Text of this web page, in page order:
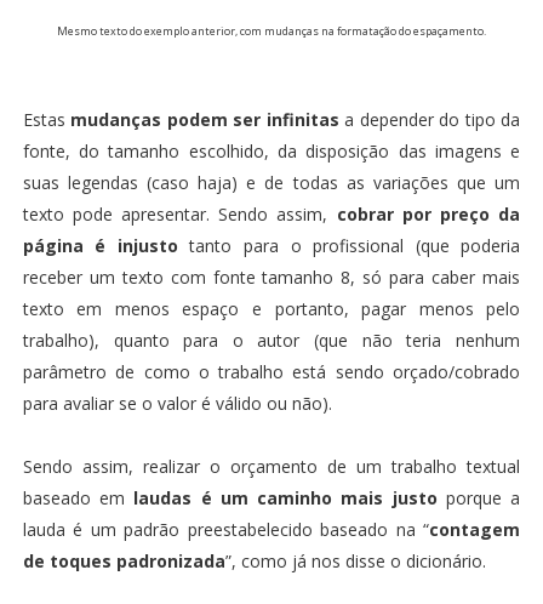
Mesmo texto do exemplo anterior, com mudanças na formatação do espaçamento.
Estas mudanças podem ser infinitas a depender do tipo da
fonte, do tamanho escolhido, da disposição das imagens e
suas legendas (caso haja) e de todas as variações que um
texto pode apresentar. Sendo assim, cobrar por preço da
página é injustotanto para o profissional (que poderia
receber um texto com fonte tamanho 8, só para caber mais
texto em menos espaço e portanto, pagar menos pelo
trabalho), quanto para o autor (que não teria nenhum
parâmetro de como o trabalho está sendo orçado/cobrado
para avaliar se o valor é válido ou não).
Sendo assim, realizar o orçamento de um trabalho textual
baseado em laudas é um caminho mais justo porque a
lauda é um padrão preestabelecido baseado na “contagem
de toques padronizada”, como já nos disse o dicionário.